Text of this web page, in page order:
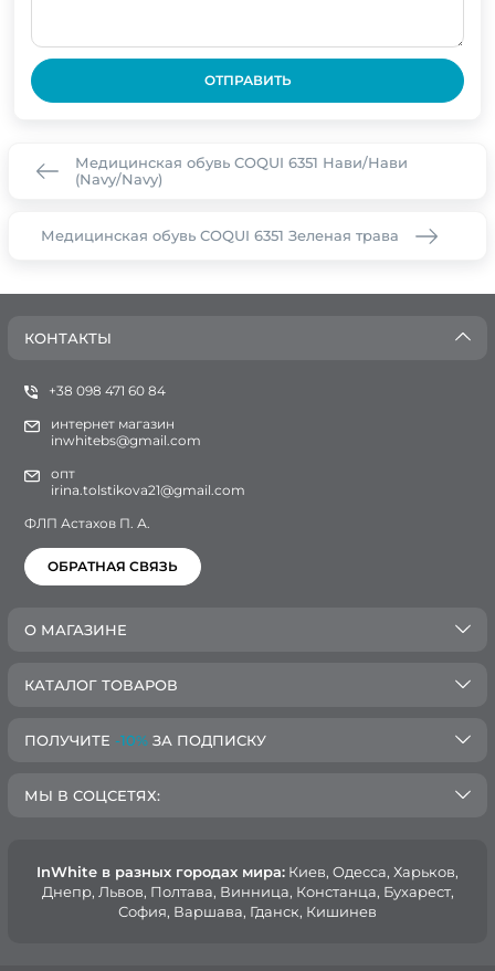
ОТПРАВИТЬ
Медицинская обувь COQUI 6351 Нави/Нави
(Navy/Navy)
Медицинская обувь COQUI 6351 Зеленая трава
КОНТАКТЫ
+38 098 471 60 84
интернет магазин
inwhitebs@gmail.com
опт
irina.tolstikova21@gmail.com
ФЛП Астахов П. А.
ОБРАТНАЯ СВЯЗЬ
О МАГАЗИНЕ
КАТАЛОГ ТОВАРОВ
ПОЛУЧИТЕ -10% ЗА ПОДПИСКУ
МЫ В СОЦСЕТЯХ:
InWhite в разных городах мира: Киев, Oдесса, Харьков,
Днепр, Львов, Полтава, Винница, Констанца, Бухарест,
София, Варшава, Гданск, Кишинев